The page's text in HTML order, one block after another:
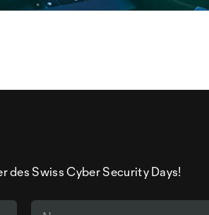
des Swiss Cyber Security Days!